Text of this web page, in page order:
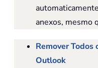
anexos, mesmo
Remover Todos
Outlook